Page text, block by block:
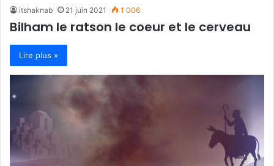
itshaknab 21 juin 2021 1 006
Bilham le ratson le coeur et le cerveau
Lire plus »